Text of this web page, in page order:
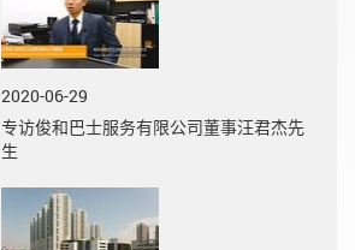
2020-06-29
专访俊和巴士服务有限公司董事汪君杰先
生